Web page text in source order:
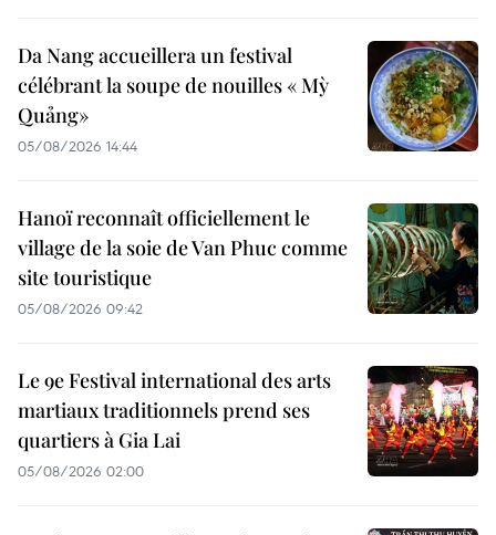
Da Nang accueillera un festival
célébrant la soupe de nouilles « Mỳ
Quảng»
05/08/2026 14:44
Hanoï reconnaît officiellement le
village de la soie de Van Phuc comme
site touristique
05/08/2026 09:42
Le 9e Festival international des arts
martiaux traditionnels prend ses
quartiers à Gia Lai
05/08/2026 02:00